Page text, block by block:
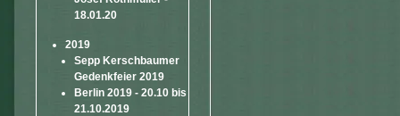
18.01.20
2019
Sepp Kerschbaumer
Gedenkfeier 2019
Berlin 2019 - 20.10 bis
21.10.2019